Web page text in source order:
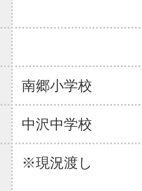
南郷小学校
中沢中学校
※現況渡し